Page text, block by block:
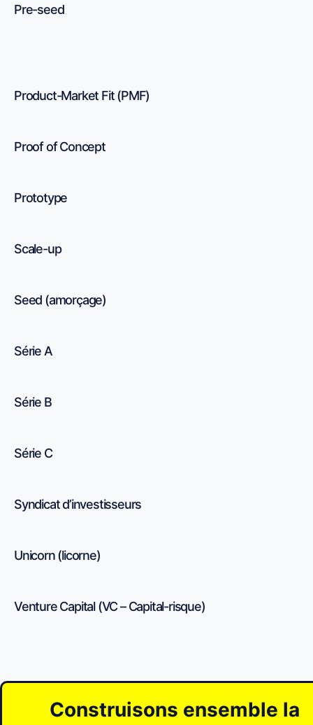
Pre-seed
Product-Market Fit (PMF)
Proof of Concept
Prototype
Scale-up
Seed (amorçage)
Série A
Série B
Série C
Syndicat d’investisseurs
Unicorn (licorne)
Venture Capital (VC – Capital-risque)
Construisons ensemble la